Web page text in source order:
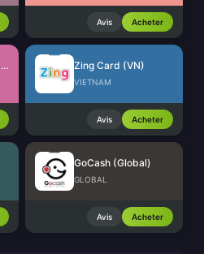
Avis Acheter
Steam Wallet Code (IDR) Zing Card (VN)
VIETNAM
Avis Acheter
GoCash (Global)
GLOBAL
Avis Acheter